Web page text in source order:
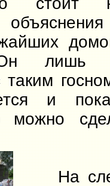
лишь
таким
и
можно
На